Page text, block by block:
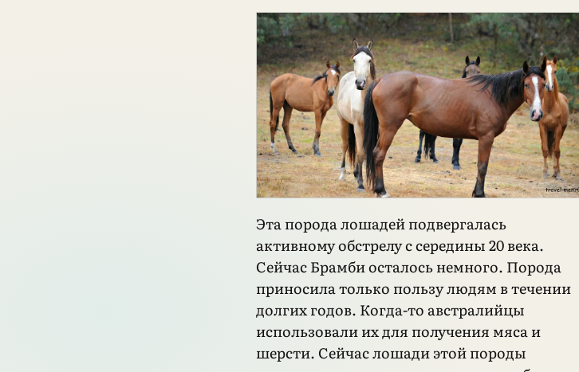
Эта порода лошадей подвергалась
активному обстрелу с середины 20 века.
Сейчас Брамби осталось немного. Порода
приносила только пользу людям в течении
долгих годов. Когда-то австралийцы
использовали их для получения мяса и
шерсти. Сейчас лошади этой породы